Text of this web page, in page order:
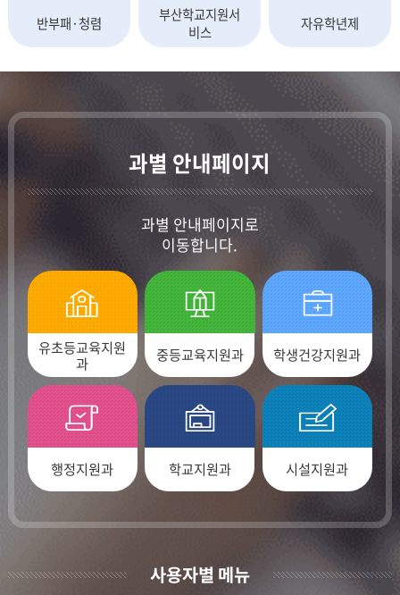
반부패·청렴
부산학교지원서
비스
자유학년제
과별 안내페이지
과별 안내페이지로
이동합니다.
유초등교육지원
과 중등교육지원과 학생건강지원과
행정지원과 학교지원과 시설지원과
사용자별 메뉴